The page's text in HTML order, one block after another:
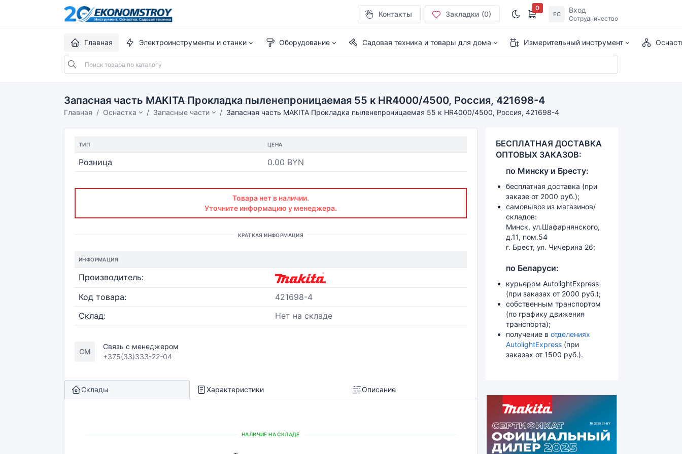
Контакты Закладки (0)
0
ЕС Вход
Сотрудничество
Главная Электроинструменты и станки Оборудование Садовая техника и товары для дома Измерительный инструмент
Запасная часть MAKITA Прокладка пыленепроницаемая 55 к HR4000/4500, Россия, 421698-4
Главная Оснастка Запасные части Запасная часть MAKITA Прокладка пыленепроницаемая 55 к HR4000/4500, Россия, 421698-4
ТИП ЦЕНА
Розница 0.00 BYN
Товара нет в наличии.
Уточните информацию у менеджера.
КРАТКАЯ ИНФОРМАЦИЯ
ИНФОРМАЦИЯ
Производитель:
Код товара:
421698-4
Склад:
Нет на складе
СМ
Связь с менеджером
+375(33)333-22-04
Склады Характеристики Описание
НАЛИЧИЕ НА СКЛАДЕ
БЕСПЛАТНАЯ ДОСТАВКА
ОПТОВЫХ ЗАКАЗОВ:
по Минску и Бресту:
бесплатная доставка (при
заказе от 2000 руб.);
самовывоз из магазинов/
складов:
Минск, ул.Шафарнянского,
д.11, пом.54
г. Брест, ул. Чичерина 26;
по Беларуси:
курьером AutolightExpress
(при заказах от 2000 руб.);
собственным транспортом
(по графику движения
транспорта);
получение в отделениях
AutolightExpress (при
заказах от 1500 руб.).